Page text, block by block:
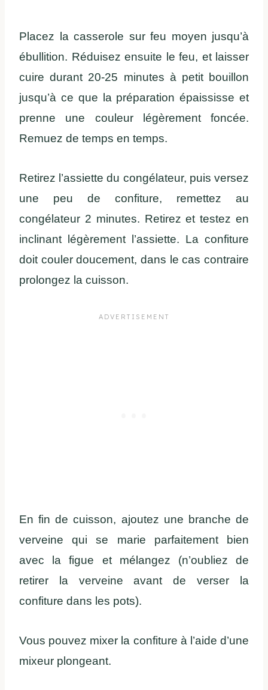
Placez la casserole sur feu moyen jusqu’à
ébullition. Réduisez ensuite le feu, et laisser
cuire durant 20-25 minutes à petit bouillon
jusqu’à ce que la préparation épaississe et
prenne une couleur légèrement foncée.
Remuez de temps en temps.
Retirez l’assiette du congélateur, puis versez
une peu de confiture, remettez au
congélateur 2 minutes. Retirez et testez en
inclinant légèrement l’assiette. La confiture
doit couler doucement, dans le cas contraire
prolongez la cuisson.
En fin de cuisson, ajoutez une branche de
verveine qui se marie parfaitement bien
avec la figue et mélangez (n’oubliez de
retirer la verveine avant de verser la
confiture dans les pots).
Vous pouvez mixer la confiture à l’aide d’une
mixeur plongeant.